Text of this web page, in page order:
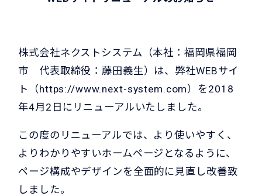
株式会社ネクストシステム（本社：福岡県福岡
市 代表取締役：藤田義生）は、弊社WEBサイ
ト（https://www.next-system.com）を2018
年4月2日にリニューアルいたしました。
この度のリニューアルでは、より使いやすく、
よりわかりやすいホームページとなるように、
ページ構成やデザインを全面的に見直し改善致
しました。